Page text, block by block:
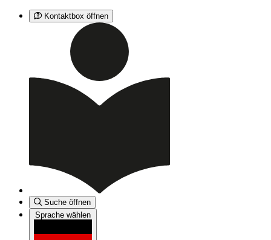
Kontaktbox öffnen
Suche öffnen
Sprache wählen